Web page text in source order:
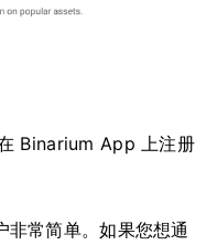
Binarium App 上注册
常简单。如果您想通